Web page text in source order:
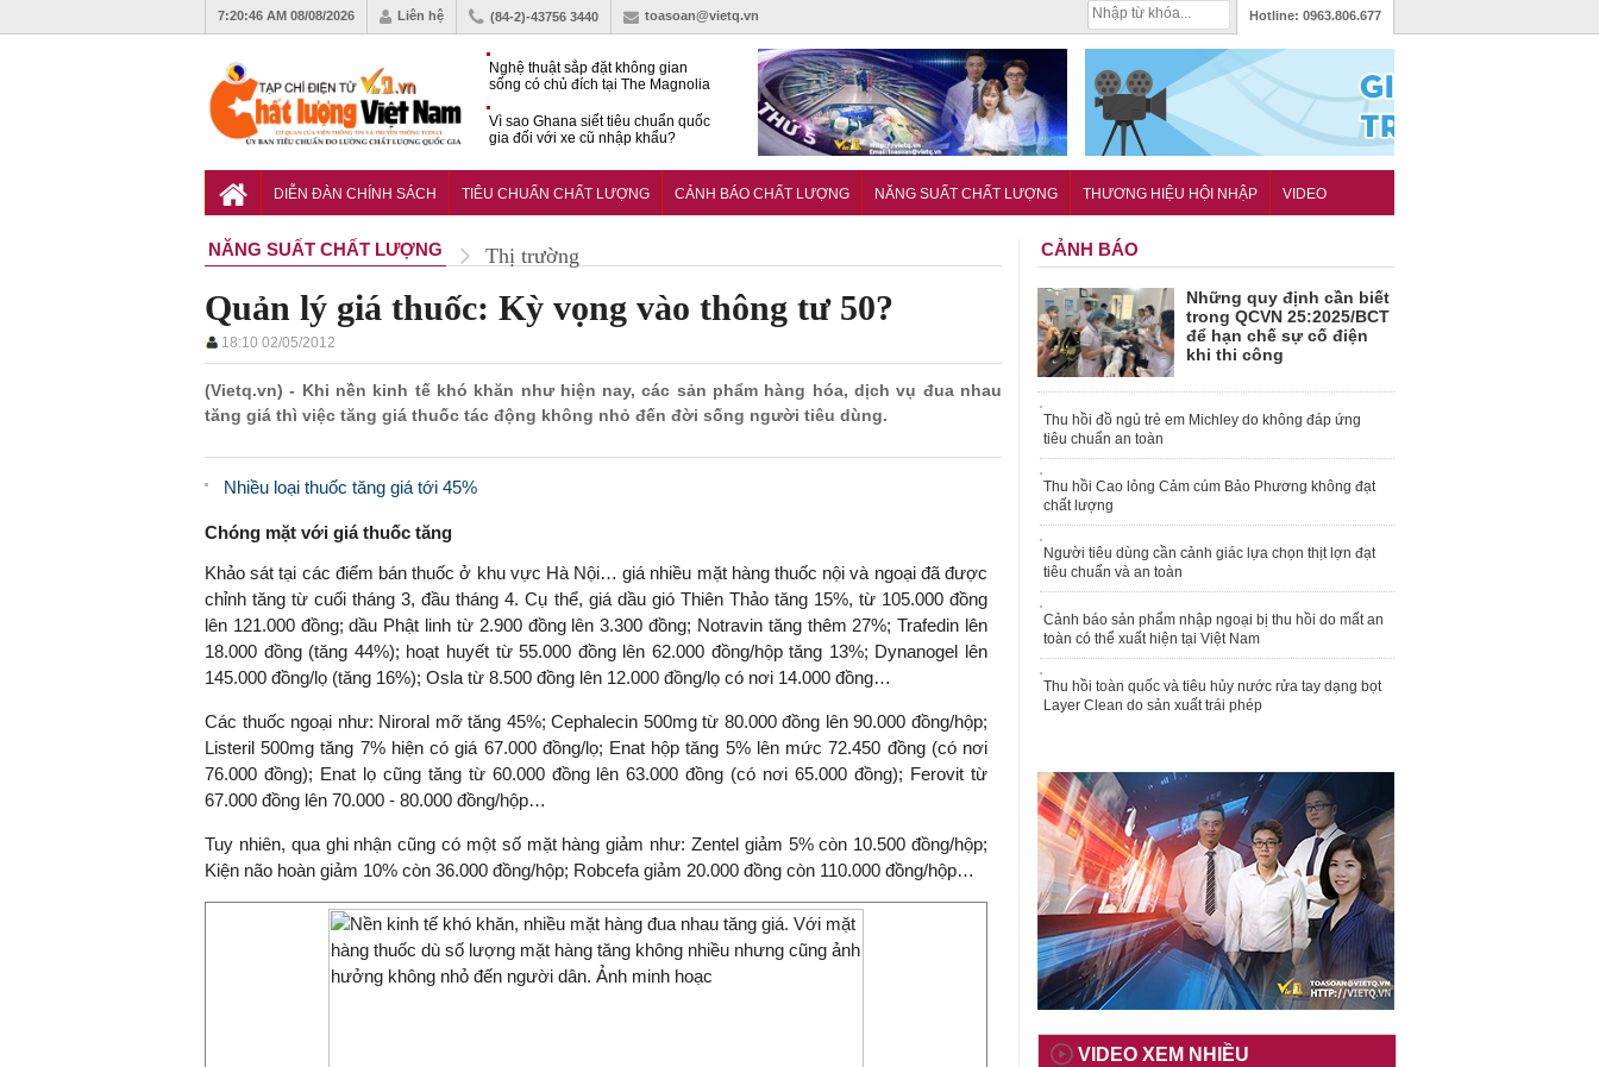
7:20:47 AM 08/08/2026 Liên hệ (84-2)-43756 3440 toasoan@vietq.vn Hotline: 0963.806.677
Nghệ thuật sắp đặt không gian
sống có chủ đích tại The Magnolia
Vì sao Ghana siết tiêu chuẩn quốc
gia đối với xe cũ nhập khẩu?
Hạ tầng ‘trải thảm đỏ’, Nam trung
tâm Đà Nẵng hút dòng vốn vào bất
DIỄN ĐÀN CHÍNH SÁCH TIÊU CHUẨN CHẤT LƯỢNG CẢNH BÁO CHẤT LƯỢNG NĂNG SUẤT CHẤT LƯỢNG THƯƠNG HIỆU HỘI NHẬP VIDEO
NĂNG SUẤT CHẤT LƯỢNG Thị trường
Quản lý giá thuốc: Kỳ vọng vào thông tư 50?
18:10 02/05/2012
(Vietq.vn) - Khi nền kinh tế khó khăn như hiện nay, các sản phẩm hàng hóa, dịch vụ đua nhau
tăng giá thì việc tăng giá thuốc tác động không nhỏ đến đời sống người tiêu dùng.
Nhiều loại thuốc tăng giá tới 45%
Chóng mặt với giá thuốc tăng
Khảo sát tại các điểm bán thuốc ở khu vực Hà Nội… giá nhiều mặt hàng thuốc nội và ngoại đã được
chỉnh tăng từ cuối tháng 3, đầu tháng 4. Cụ thể, giá dầu gió Thiên Thảo tăng 15%, từ 105.000 đồng
lên 121.000 đồng; dầu Phật linh từ 2.900 đồng lên 3.300 đồng; Notravin tăng thêm 27%; Trafedin lên
18.000 đồng (tăng 44%); hoạt huyết từ 55.000 đồng lên 62.000 đồng/hộp tăng 13%; Dynanogel lên
145.000 đồng/lọ (tăng 16%); Osla từ 8.500 đồng lên 12.000 đồng/lọ có nơi 14.000 đồng…
Các thuốc ngoại như: Niroral mỡ tăng 45%; Cephalecin 500mg từ 80.000 đồng lên 90.000 đồng/hộp;
Listeril 500mg tăng 7% hiện có giá 67.000 đồng/lọ; Enat hộp tăng 5% lên mức 72.450 đồng (có nơi
76.000 đồng); Enat lọ cũng tăng từ 60.000 đồng lên 63.000 đồng (có nơi 65.000 đồng); Ferovit từ
67.000 đồng lên 70.000 - 80.000 đồng/hộp…
Tuy nhiên, qua ghi nhận cũng có một số mặt hàng giảm như: Zentel giảm 5% còn 10.500 đồng/hộp;
Kiện não hoàn giảm 10% còn 36.000 đồng/hộp; Robcefa giảm 20.000 đồng còn 110.000 đồng/hộp…
CẢNH BÁO
Những quy định cần biết
trong QCVN 25:2025/BCT
để hạn chế sự cố điện
khi thi công
Thu hồi đồ ngủ trẻ em Michley do không đáp ứng
tiêu chuẩn an toàn
Thu hồi Cao lỏng Cảm cúm Bảo Phương không đạt
chất lượng
Người tiêu dùng cần cảnh giác lựa chọn thịt lợn đạt
tiêu chuẩn và an toàn
Cảnh báo sản phẩm nhập ngoại bị thu hồi do mất an
toàn có thể xuất hiện tại Việt Nam
Thu hồi toàn quốc và tiêu hủy nước rửa tay dạng bọt
Layer Clean do sản xuất trái phép
VIDEO XEM NHIỀU